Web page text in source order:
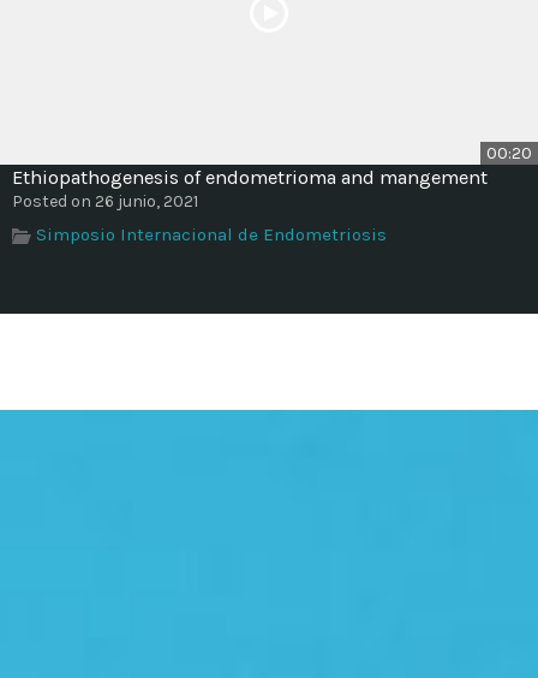
00:20
Ethiopathogenesis of endometrioma and mangement
Posted on 26 junio, 2021
Simposio Internacional de Endometriosis